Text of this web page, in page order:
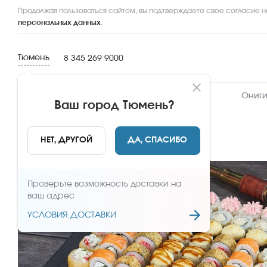
Продолжая пользоваться сайтом, вы подтверждаете свое согласие
персональных данных.
Тюмень
Ваш город Тюмень?
НЕТ, ДРУГОЙ ДА, СПАСИБО
Проверьте возможность доставки на
ваш адрес
УСЛОВИЯ ДОСТАВКИ
8 345 269 9000
НАЗАД